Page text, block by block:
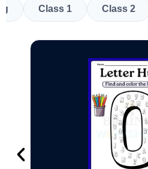
Class 1 Class 2